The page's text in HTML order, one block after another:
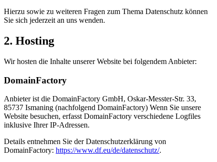
Hierzu sowie zu weiteren Fragen zum Thema Datenschutz können
Sie sich jederzeit an uns wenden.
2. Hosting
Wir hosten die Inhalte unserer Website bei folgendem Anbieter:
DomainFactory
Anbieter ist die DomainFactory GmbH, Oskar-Messter-Str. 33,
85737 Ismaning (nachfolgend DomainFactory) Wenn Sie unsere
Website besuchen, erfasst DomainFactory verschiedene Logfiles
inklusive Ihrer IP-Adressen.
Details entnehmen Sie der Datenschutzerklärung von
DomainFactory: https://www.df.eu/de/datenschutz/.